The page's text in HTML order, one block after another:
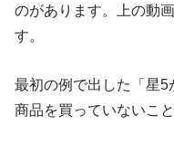
のがあります。上の動
す。
最初の例で出した「星
商品を買っていないこ